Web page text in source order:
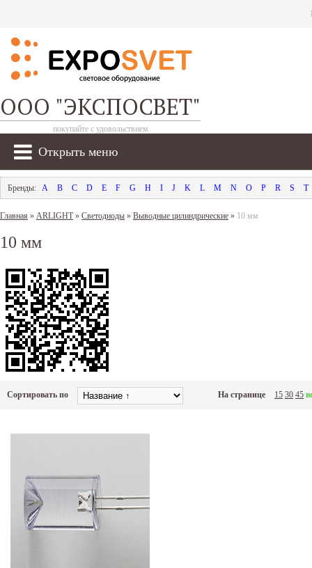
ООО "ЭКСПОСВЕТ"
покупайте с удовольствием
Открыть меню
A B C D E F G H I J K L M N O P R S T
Главная » ARLIGHT» Светодиоды » Выводные цилиндрические » 10 мм
10 мм
Сортировать по На странице 15 30 45